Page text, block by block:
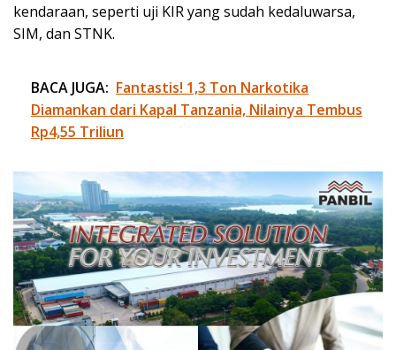
kendaraan, seperti uji KIR yang sudah kedaluwarsa,
SIM, dan STNK.
BACA JUGA: Fantastis! 1,3 Ton Narkotika
Diamankan dari Kapal Tanzania, Nilainya Tembus
Rp4,55 Triliun